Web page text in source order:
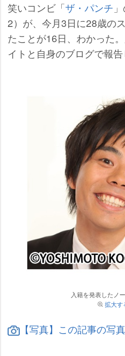
笑いコンビ「ザ・パンチ
2）が、今月3日に28歳の
たことが16日、わかった
イトと自身のブログで報告
入籍を発表したノ
拡大す
【写真】この記事の写